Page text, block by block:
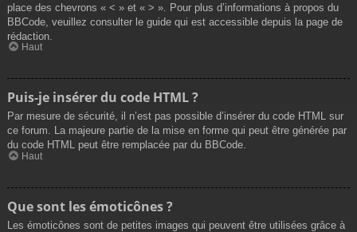
place des chevrons « < » et « > ». Pour plus d’informations à propos du
BBCode, veuillez consulter le guide qui est accessible depuis la page de
rédaction.
Haut
Puis-je insérer du code HTML ?
Par mesure de sécurité, il n’est pas possible d’insérer du code HTML sur
ce forum. La majeure partie de la mise en forme qui peut être générée par
du code HTML peut être remplacée par du BBCode.
Haut
Que sont les émoticônes ?
Les émoticônes sont de petites images qui peuvent être utilisées grâce à